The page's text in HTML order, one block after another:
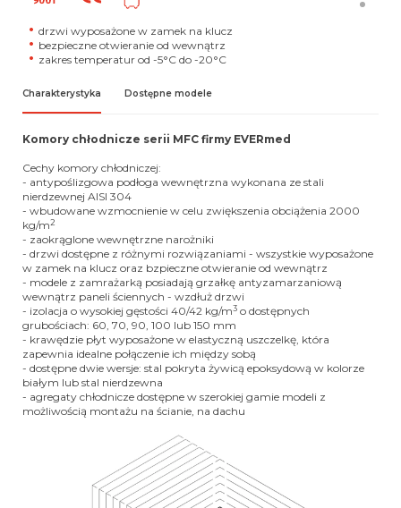
drzwi wyposażone w zamek na klucz
bezpieczne otwieranie od wewnątrz
zakres temperatur od -5°C do -20°C
Charakterystyka Dostępne modele
Komory chłodnicze serii MFC firmy EVERmed
Cechy komory chłodniczej:
- antypoślizgowa podłoga wewnętrzna wykonana ze stali
nierdzewnej AISI 304
- wbudowane wzmocnienie w celu zwiększenia obciążenia 2000
kg/m2
- zaokrąglone wewnętrzne narożniki
- drzwi dostępne z różnymi rozwiązaniami - wszystkie wyposażone
w zamek na klucz oraz bzpieczne otwieranie od wewnątrz
- modele z zamrażarką posiadają grzałkę antyzamarzaniową
wewnątrz paneli ściennych - wzdłuż drzwi
- izolacja o wysokiej gęstości 40/42 kg/m3 o dostępnych
grubościach: 60, 70, 90, 100 lub 150 mm
- krawędzie płyt wyposażone w elastyczną uszczelkę, która
zapewnia idealne połączenie ich między sobą
- dostępne dwie wersje: stal pokryta żywicą epoksydową w kolorze
białym lub stal nierdzewna
- agregaty chłodnicze dostępne w szerokiej gamie modeli z
możliwością montażu na ścianie, na dachu